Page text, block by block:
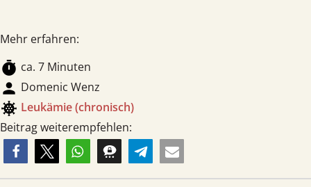
Mehr erfahren:
timer ca. 7 Minuten
person Domenic Wenz
coronavirus Leukämie (chronisch)
Beitrag weiterempfehlen: